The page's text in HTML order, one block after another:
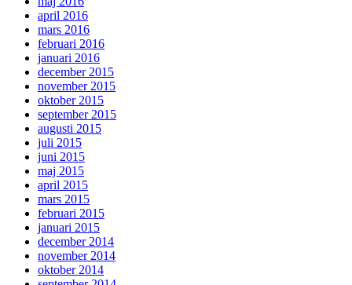
april 2016
mars 2016
februari 2016
januari 2016
december 2015
november 2015
oktober 2015
september 2015
augusti 2015
juli 2015
juni 2015
maj 2015
april 2015
mars 2015
februari 2015
januari 2015
december 2014
november 2014
oktober 2014